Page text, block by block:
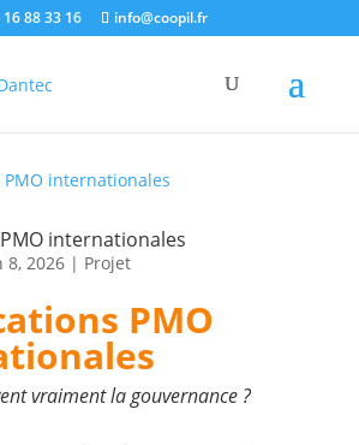
16 88 33 16 info@coopil.fr
internationales
8, 2026| Projet
PMO
vraiment la gouvernance ?